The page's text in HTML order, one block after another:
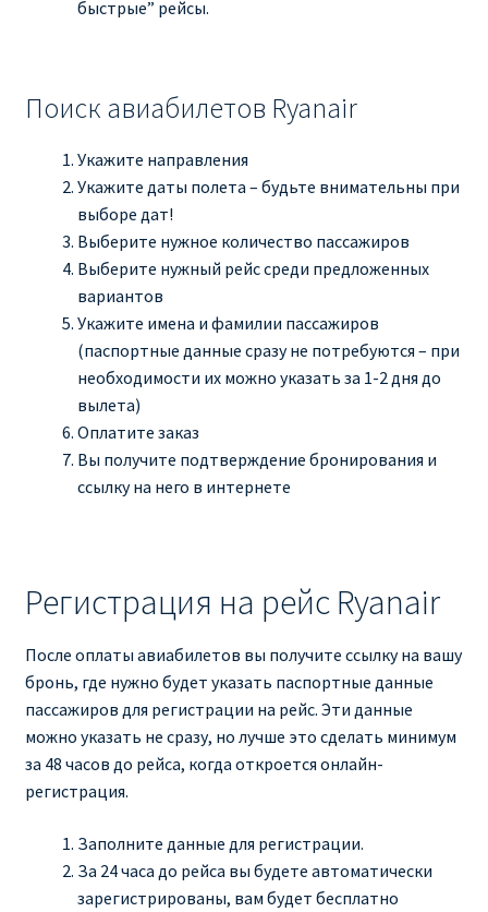
быстрые” рейсы.
Поиск авиабилетов Ryanair
Укажите направления
Укажите даты полета – будьте внимательны при
выборе дат!
Выберите нужное количество пассажиров
Выберите нужный рейс среди предложенных
вариантов
Укажите имена и фамилии пассажиров
(паспортные данные сразу не потребуются – при
необходимости их можно указать за 1-2 дня до
вылета)
Оплатите заказ
Вы получите подтверждение бронирования и
ссылку на него в интернете
Регистрация на рейс Ryanair
После оплаты авиабилетов вы получите ссылку на вашу
бронь, где нужно будет указать паспортные данные
пассажиров для регистрации на рейс. Эти данные
можно указать не сразу, но лучше это сделать минимум
за 48 часов до рейса, когда откроется онлайн-
регистрация.
Заполните данные для регистрации.
За 24 часа до рейса вы будете автоматически
зарегистрированы, вам будет бесплатно